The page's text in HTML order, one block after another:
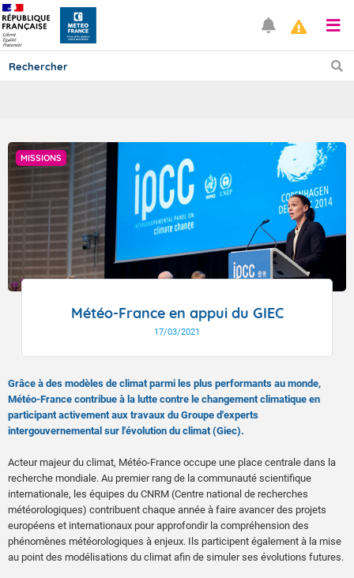
TOUS LES RÉSULTATS
Articles
MISSIONS
Météo-France en appui du GIEC
17/03/2021
Grâce à des modèles de climat parmi les plus performants au monde,
Météo-France contribue à la lutte contre le changement climatique en
participant activement aux travaux du Groupe d'experts
intergouvernemental sur l'évolution du climat (Giec).
Acteur majeur du climat, Météo-France occupe une place centrale dans la
recherche mondiale. Au premier rang de la communauté scientifique
internationale, les équipes du CNRM (Centre national de recherches
météorologiques) contribuent chaque année à faire avancer des projets
européens et internationaux pour approfondir la compréhension des
phénomènes météorologiques à enjeux. Ils participent également à la mise
au point des modélisations du climat afin de simuler ses évolutions futures.